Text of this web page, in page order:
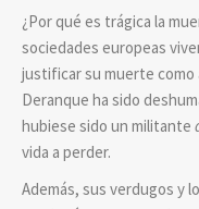
¿Por qué es trágica la
sociedades europeas
justificar su muerte como
Deranque ha sido
hubiese sido un militante
vida a perder.
Además, sus verdugos y